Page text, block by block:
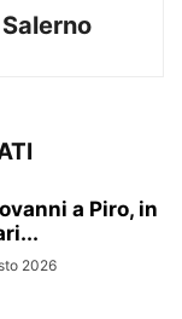
a Piro, in
2026